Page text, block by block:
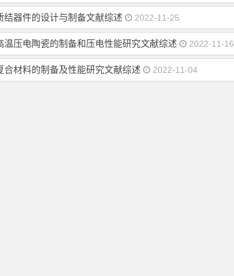
结器件的设计与制备文献综述 2022-11-25
温压电陶瓷的制备和压电性能研究文献综述 2022-11-16
合材料的制备及性能研究文献综述 2022-11-04